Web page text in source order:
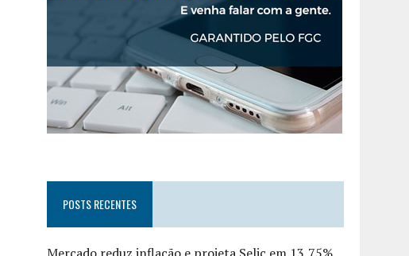
POSTS RECENTES
Mercado reduz inflação e projeta Selic em 13,75%